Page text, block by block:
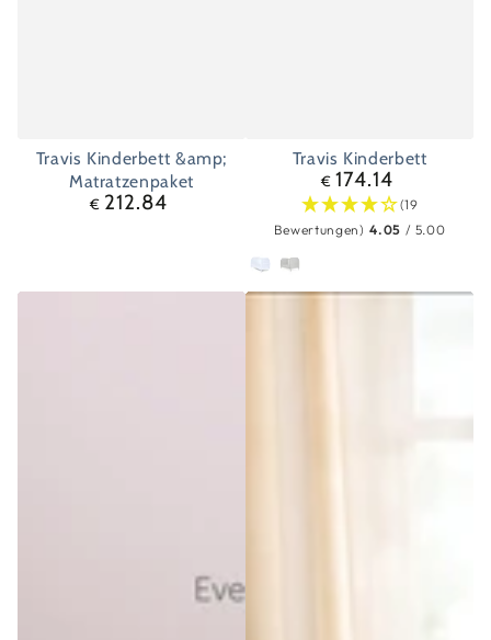
Travis Kinderbett &amp;
Matratzenpaket
Regulärer
€ 212.84
Travis Kinderbett
Regulärer
Preis
€ 174.14
(19
Bewertungen) 4.05 / 5.00
WeißGrau